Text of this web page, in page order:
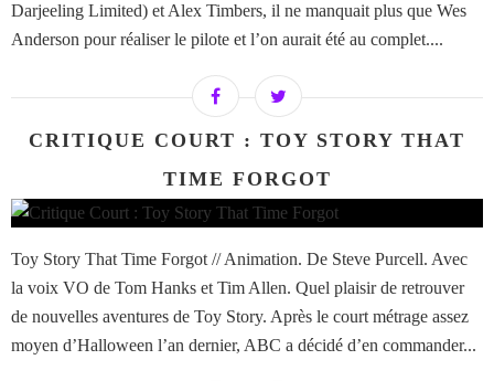
Darjeeling Limited) et Alex Timbers, il ne manquait plus que Wes
Anderson pour réaliser le pilote et l’on aurait été au complet....
CRITIQUE COURT : TOY STORY THAT
TIME FORGOT
Toy Story That Time Forgot // Animation. De Steve Purcell. Avec
la voix VO de Tom Hanks et Tim Allen. Quel plaisir de retrouver
de nouvelles aventures de Toy Story. Après le court métrage assez
moyen d’Halloween l’an dernier, ABC a décidé d’en commander...